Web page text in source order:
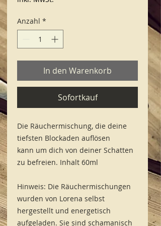
Anzahl *
In den Warenkorb
Sofortkauf
Die Räuchermischung, die deine
tiefsten Blockaden auflösen
kann um dich von deiner Schatten
zu befreien. Inhalt 60ml
Hinweis: Die Räuchermischungen
wurden von Lorena selbst
hergestellt und energetisch
aufgeladen. Sie sind schamanisch